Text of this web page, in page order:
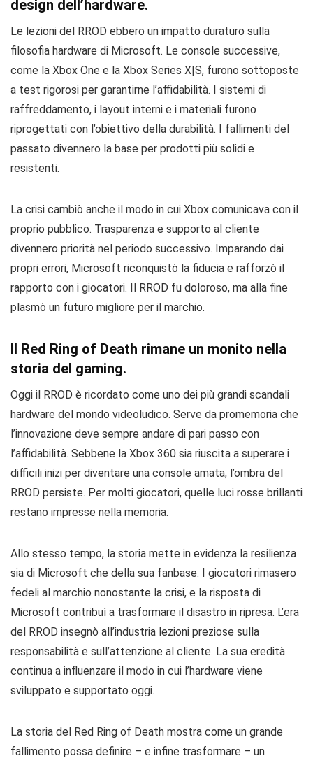
design dell’hardware.
Le lezioni del RROD ebbero un impatto duraturo sulla
filosofia hardware di Microsoft. Le console successive,
come la Xbox One e la Xbox Series X|S, furono sottoposte
a test rigorosi per garantirne l’affidabilità. I sistemi di
raffreddamento, i layout interni e i materiali furono
riprogettati con l’obiettivo della durabilità. I fallimenti del
passato divennero la base per prodotti più solidi e
resistenti.
La crisi cambiò anche il modo in cui Xbox comunicava con il
proprio pubblico. Trasparenza e supporto al cliente
divennero priorità nel periodo successivo. Imparando dai
propri errori, Microsoft riconquistò la fiducia e rafforzò il
rapporto con i giocatori. Il RROD fu doloroso, ma alla fine
plasmò un futuro migliore per il marchio.
Il Red Ring of Death rimane un monito nella
storia del gaming.
Oggi il RROD è ricordato come uno dei più grandi scandali
hardware del mondo videoludico. Serve da promemoria che
l’innovazione deve sempre andare di pari passo con
l’affidabilità. Sebbene la Xbox 360 sia riuscita a superare i
difficili inizi per diventare una console amata, l’ombra del
RROD persiste. Per molti giocatori, quelle luci rosse brillanti
restano impresse nella memoria.
Allo stesso tempo, la storia mette in evidenza la resilienza
sia di Microsoft che della sua fanbase. I giocatori rimasero
fedeli al marchio nonostante la crisi, e la risposta di
Microsoft contribuì a trasformare il disastro in ripresa. L’era
del RROD insegnò all’industria lezioni preziose sulla
responsabilità e sull’attenzione al cliente. La sua eredità
continua a influenzare il modo in cui l’hardware viene
sviluppato e supportato oggi.
La storia del Red Ring of Death mostra come un grande
fallimento possa definire – e infine trasformare – un